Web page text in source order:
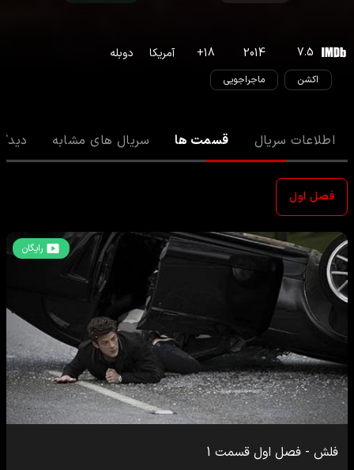
7.5
2014
18
+ آمریکا دوبله
اکشن ماجراجویی
اطلاعات سریال قسمت ها سریال های مشابه
فصل اول
رایگان
فلش - فصل اول قسمت 1